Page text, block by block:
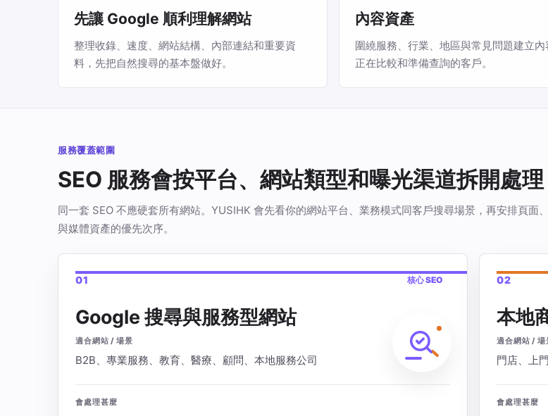
先讓 Google 順利理解網站
整理收錄、速度、網站結構、內部連結和重要資
料，先把自然搜尋的基本盤做好。
內容資產
圍繞服務、行業、地區與常見問題建立內
正在比較和準備查詢的客戶。
服務覆蓋範圍
SEO 服務會按平台、網站類型和曝光渠道拆開處理
同一套 SEO 不應硬套所有網站。YUSIHK 會先看你的網站平台、業務模式同客戶搜尋場景，再安排頁面
與媒體資產的優先次序。
01 核心 SEO
Google 搜尋與服務型網站
適合網站 / 場景
B2B、專業服務、教育、醫療、顧問、本地服務公司
會處理甚麼
02
本地
適合網站 / 場
門店、上
會處理甚麼